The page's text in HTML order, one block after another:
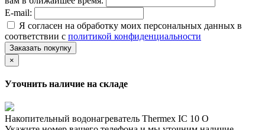
E-mail:
Я согласен на обработку моих персональных данных в
соответствии с политикой конфиденциальности
Заказать покупку
×
Уточнить наличие на складе
Накопительный водонагреватель Thermex IC 10 O